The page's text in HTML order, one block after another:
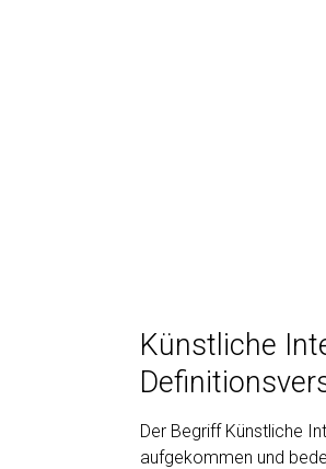
Künstliche
Der Begriff Künstliche
aufgekommen und